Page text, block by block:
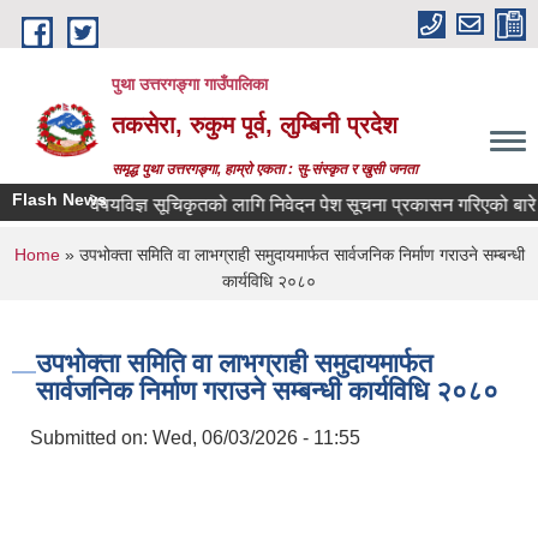
Skip to main content
पुथा उत्तरगङ्गा गाउँपालिका
तकसेरा, रुकुम पूर्व, लुम्बिनी प्रदेश
समृद्ध पुथा उत्तरगङ्गा, हाम्रो एकता : सु-संस्कृत र खुसी जनता
Flash News
विषयविज्ञ सूचिकृतको लागि निवेदन पेश सूचना प्रकासन गरिएको बारे
You are here
Home» उपभोक्ता समिति वा लाभग्राही समुदायमार्फत सार्वजनिक निर्माण गराउने सम्बन्धी
कार्यविधि २०८०
उपभोक्ता समिति वा लाभग्राही समुदायमार्फत
सार्वजनिक निर्माण गराउने सम्बन्धी कार्यविधि २०८०
Submitted on: Wed, 06/03/2026 - 11:55